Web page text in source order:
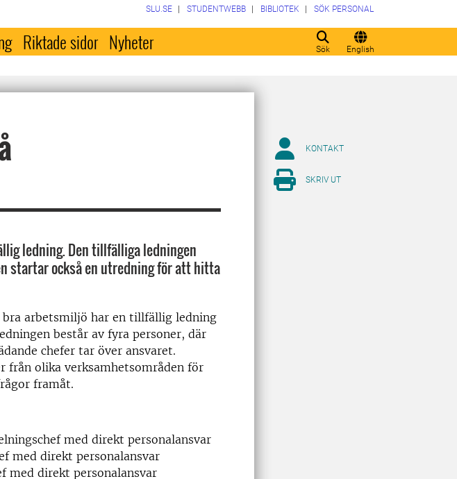
Sök English
SLU.SE STUDENTWEBB BIBLIOTEK SÖK PERSONAL
Riktade sidor Nyheter
ledning. Den tillfälliga ledningen
startar också en utredning för att hitta
arbetsmiljö har en tillfällig ledning
består av fyra personer, där
chefer tar över ansvaret.
från olika verksamhetsområden för
framåt.
med direkt personalansvar
med direkt personalansvar
med direkt personalansvar
KONTAKT
SKRIV UT